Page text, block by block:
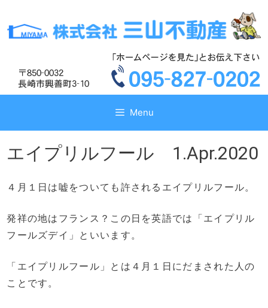
テ
ス
テ
ス
Menu
エイプリルフール 1.Apr.2020
４月１日は嘘をついても許されるエイプリルフール。
発祥の地はフランス？この日を英語では「エイプリル
フールズデイ」といいます。
「エイプリルフール」とは４月１日にだまされた人の
ことです。